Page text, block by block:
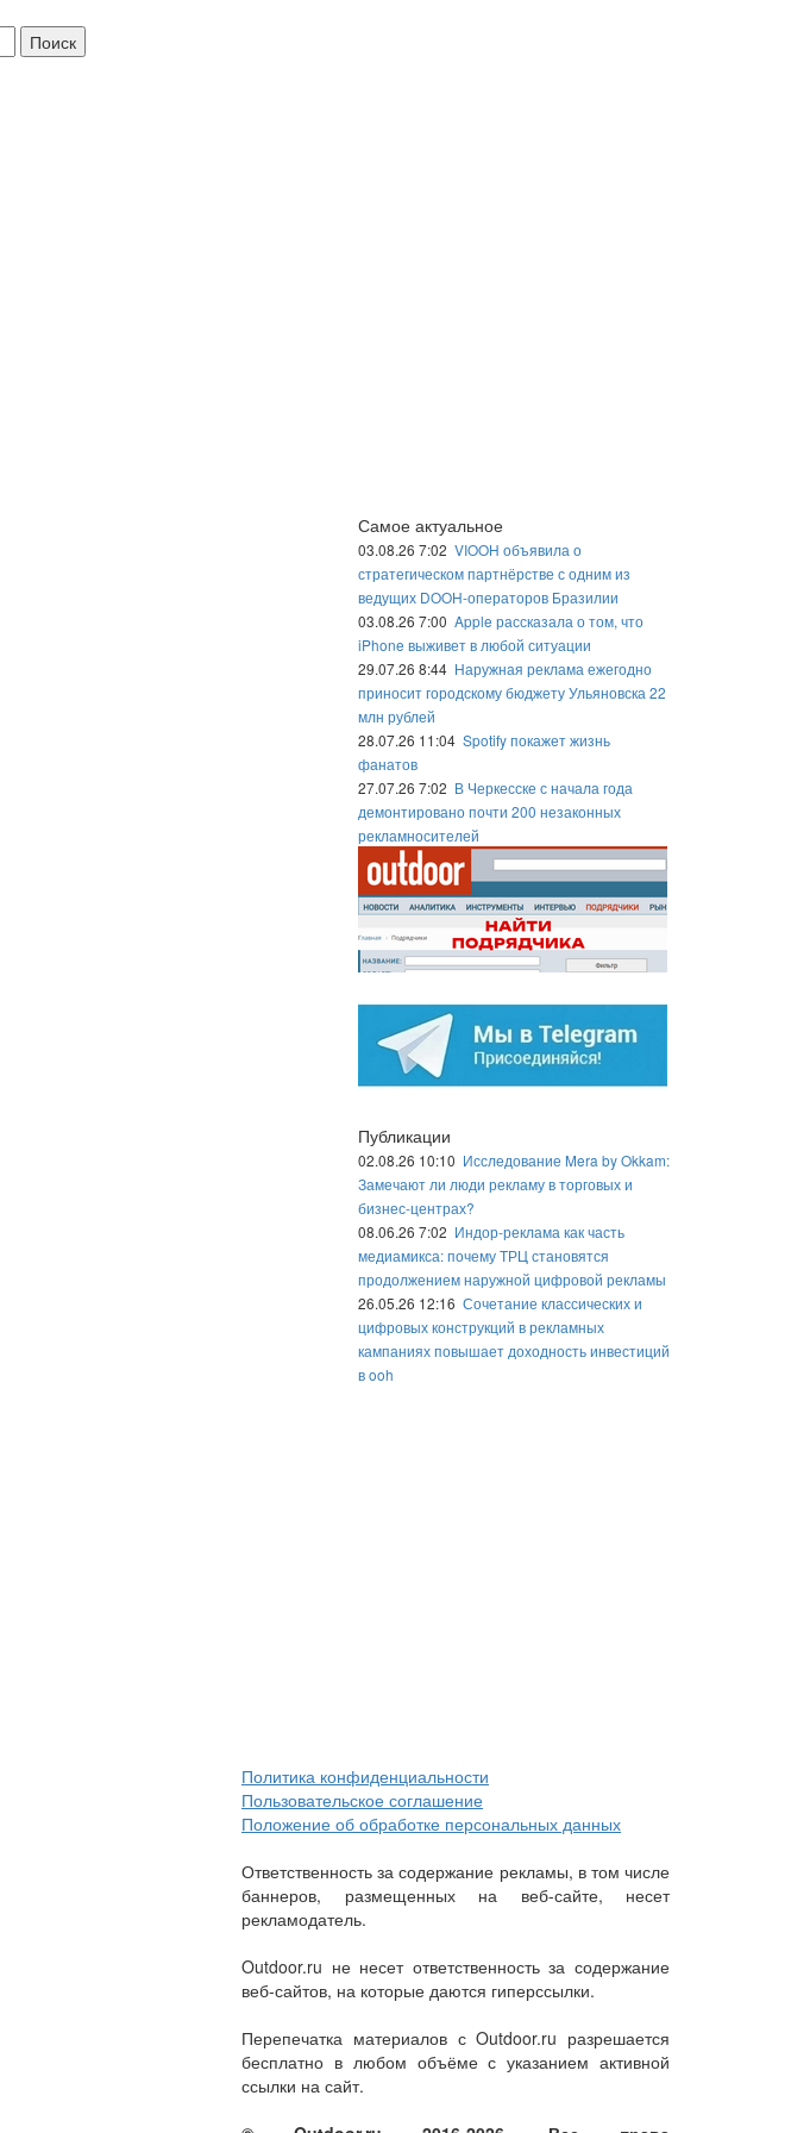
Самое актуальное
03.08.26 7:02 VIOOH объявила о
стратегическом партнёрстве с одним из
ведущих DOOH-операторов Бразилии
03.08.26 7:00 Apple рассказала о том, что
iPhone выживет в любой ситуации
29.07.26 8:44 Наружная реклама ежегодно
приносит городскому бюджету Ульяновска 22
млн рублей
28.07.26 11:04 Spotify покажет жизнь
фанатов
27.07.26 7:02 В Черкесске с начала года
демонтировано почти 200 незаконных
рекламносителей
Публикации
02.08.26 10:10 Исследование Mera by Okkam:
Замечают ли люди рекламу в торговых и
бизнес-центрах?
08.06.26 7:02 Индор-реклама как часть
медиамикса: почему ТРЦ становятся
продолжением наружной цифровой рекламы
26.05.26 12:16 Сочетание классических и
цифровых конструкций в рекламных
кампаниях повышает доходность инвестиций
в ooh
Политика конфиденциальности
Пользовательское соглашение
Положение об обработке персональных данных
Ответственность за содержание рекламы, в том числе
баннеров, размещенных на веб-сайте, несет
рекламодатель.
Outdoor.ru не несет ответственность за содержание
веб-сайтов, на которые даются гиперссылки.
Перепечатка материалов с Outdoor.ru разрешается
бесплатно в любом объёме с указанием активной
ссылки на сайт.